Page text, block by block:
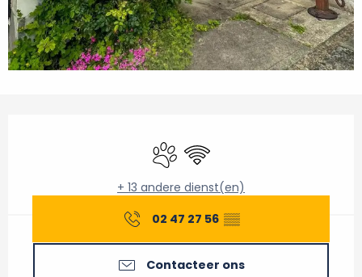
Dieren toegelaten
Wifi
+ 13 andere dienst(en)
02 47 27 56 ▒▒
Contacteer ons